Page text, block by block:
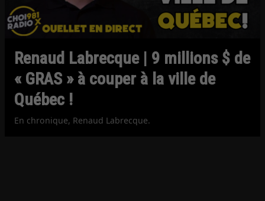
Renaud Labrecque | 9 millions $ de
« GRAS » à couper à la ville de
Québec !
En chronique, Renaud Labrecque.